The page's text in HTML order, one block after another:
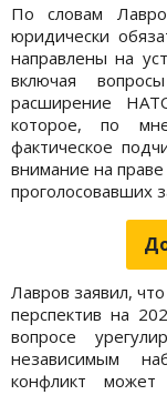
По словам
юридически
направлены на
включая
расширение
которое, по
фактическое
внимание на
проголосовавших
Лавров заявил,
перспектив на
вопросе
независимым
конфликт